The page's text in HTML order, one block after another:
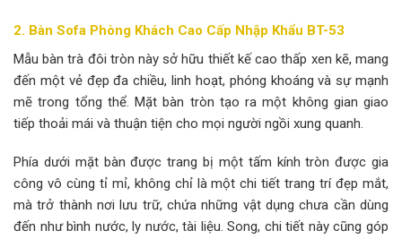
2. Bàn Sofa Phòng Khách Cao Cấp Nhập Khẩu BT-53
Mẫu bàn trà đôi tròn này sở hữu thiết kế cao thấp xen kẽ, mang
đến một vẻ đẹp đa chiều, linh hoạt, phóng khoáng và sự mạnh
mẽ trong tổng thể. Mặt bàn tròn tạo ra một không gian giao
tiếp thoải mái và thuận tiện cho mọi người ngồi xung quanh.
Phía dưới mặt bàn được trang bị một tấm kính tròn được gia
công vô cùng tỉ mỉ, không chỉ là một chi tiết trang trí đẹp mắt,
mà trở thành nơi lưu trữ, chứa những vật dụng chưa cần dùng
đến như bình nước, ly nước, tài liệu. Song, chi tiết này cũng góp